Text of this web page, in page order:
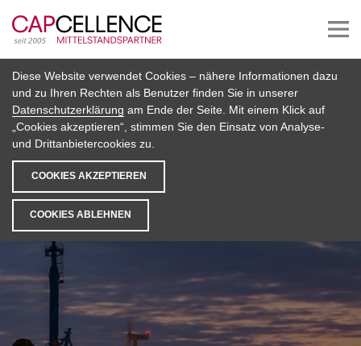
Diese Website verwendet Cookies – nähere Informationen dazu
und zu Ihren Rechten als Benutzer finden Sie in unserer
Datenschutzerklärung am Ende der Seite. Mit einem Klick auf
„Cookies akzeptieren“, stimmen Sie den Einsatz von Analyse-
und Drittanbietercookies zu.
COOKIES AKZEPTIEREN
COOKIES ABLEHNEN